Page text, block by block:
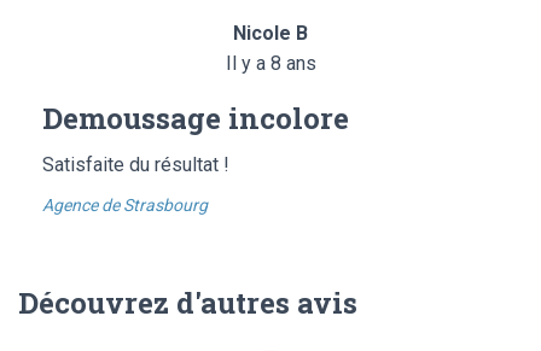
Nicole B
Il y a 8 ans
Demoussage incolore
Satisfaite du résultat !
Agence de Strasbourg
Découvrez d'autres avis